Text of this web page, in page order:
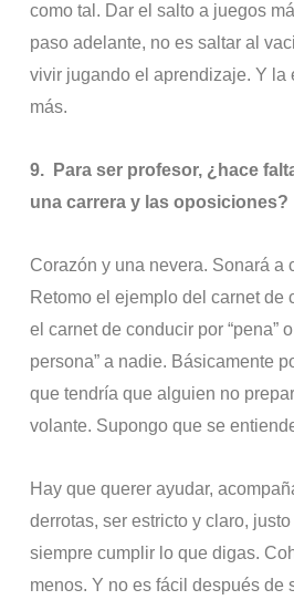
como tal. Dar el salto a juegos
paso adelante, no es saltar al
vivir jugando el aprendizaje. Y la
más.
9.
Para ser profesor, ¿hace
una carrera y las oposiciones?
Corazón y una nevera. Sonará a
Retomo el ejemplo del carnet de
el carnet de conducir por “pena”
persona” a nadie. Básicamente
que tendría que alguien no
volante. Supongo que se
Hay que querer ayudar,
derrotas, ser estricto y claro,
siempre cumplir lo que digas.
menos. Y no es fácil después de